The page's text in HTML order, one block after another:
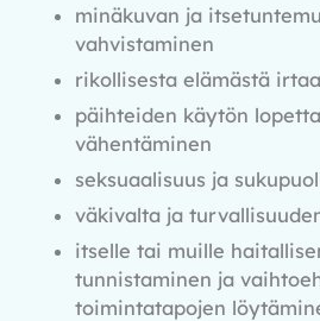
minäkuvan ja
vahvistaminen
rikollisesta elämästä
päihteiden käytön
vähentäminen
seksuaalisuus ja
väkivalta ja
itselle tai muille
tunnistaminen ja
toimintatapojen